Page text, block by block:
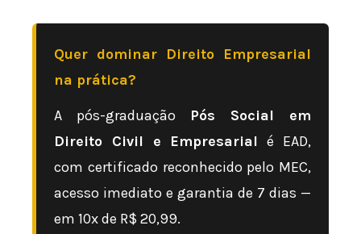
Quer dominar Direito Empresarial
na prática?
A pós-graduação Pós Social em
Direito Civil e Empresarial é EAD,
com certificado reconhecido pelo MEC,
acesso imediato e garantia de 7 dias —
em 10x de R$ 20,99.